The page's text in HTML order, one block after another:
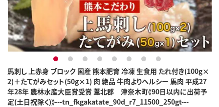
馬刺し 上赤身 ブロック 国産 熊本肥育 冷凍 生食用 たれ付き(100g×
2)＋たてがみセット(50g×1) 肉 絶品 牛肉よりヘルシー 馬肉 平成27
年28年 農林水産大臣賞受賞 葦北郡 津奈木町《90日以内に出荷予
定(土日祝除く)》---tn_fkgakatate_90d_r7_11500_250gt---
1 2 3 4 5 6 7 8